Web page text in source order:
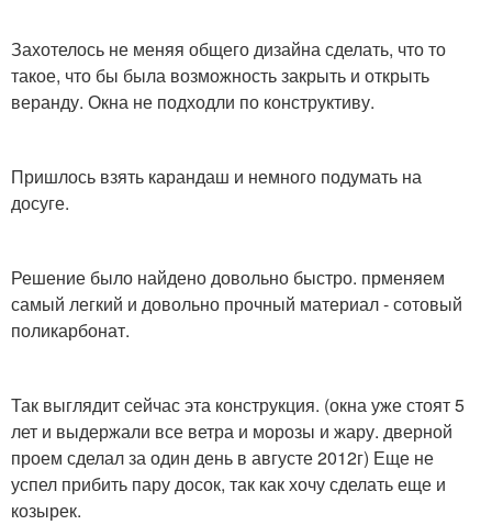
Захотелось не меняя общего дизайна сделать, что то
такое, что бы была возможность закрыть и открыть
веранду. Окна не подходли по конструктиву.
Пришлось взять карандаш и немного подумать на
досуге.
Решение было найдено довольно быстро. прменяем
самый легкий и довольно прочный материал - сотовый
поликарбонат.
Так выглядит сейчас эта конструкция. (окна уже стоят 5
лет и выдержали все ветра и морозы и жару. дверной
проем сделал за один день в августе 2012г) Еще не
успел прибить пару досок, так как хочу сделать еще и
козырек.